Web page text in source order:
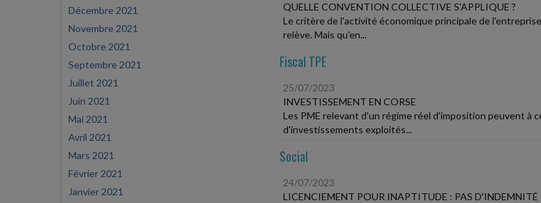
Décembre 2021
Novembre 2021
Octobre 2021
Septembre 2021
Juillet 2021
Juin 2021
Mai 2021
Avril 2021
Mars 2021
Février 2021
Janvier 2021
QUELLE CONVENTION COLLECTIVE S'APPLIQUE ?
Le critère de l'activité économique principale de
relève. Mais qu'en...
Fiscal TPE
25/07/2023
INVESTISSEMENT EN CORSE
Les PME relevant d'un régime réel d'imposition peuvent
d'investissements exploités...
Social
24/07/2023
LICENCIEMENT POUR INAPTITUDE : PAS D'INDEMNITÉ